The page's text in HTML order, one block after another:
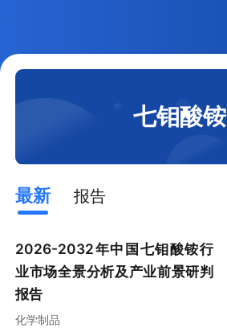
七钼酸铵
最新 报告
2026-2032年中国七钼酸铵行
业市场全景分析及产业前景研判
报告
化学制品